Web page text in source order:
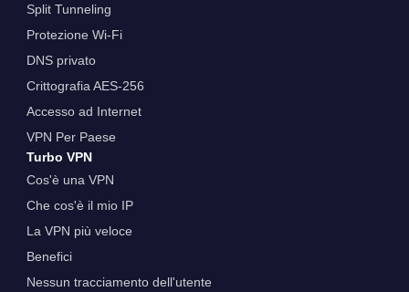
Split Tunneling
Protezione Wi-Fi
DNS privato
Crittografia AES-256
Accesso ad Internet
VPN Per Paese
Turbo VPN
Cos'è una VPN
Che cos'è il mio IP
La VPN più veloce
Benefici
Nessun tracciamento dell'utente